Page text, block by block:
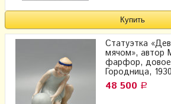
Статуэтка
мячом», автор
фарфор,
Городница,
48 500 Р